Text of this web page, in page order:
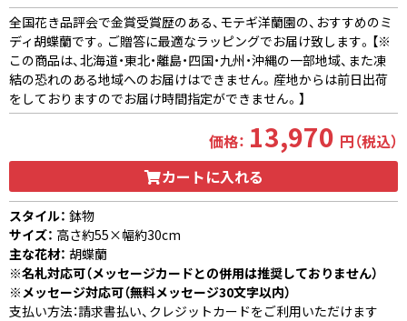
全国花き品評会で金賞受賞歴のある、モテギ洋蘭園の、おすすめのミ
ディ胡蝶蘭です。ご贈答に最適なラッピングでお届け致します。【※
この商品は、北海道・東北・離島・四国・九州・沖縄の一部地域、また凍
結の恐れのある地域へのお届けはできません。産地からは前日出荷
をしておりますのでお届け時間指定ができません。】
価格： 13,970 円（税込）
カートに入れる
スタイル： 鉢物
サイズ： 高さ約55×幅約30cm
主な花材： 胡蝶蘭
※名札対応可（メッセージカードとの併用は推奨しておりません）
※メッセージ対応可（無料メッセージ30文字以内）
支払い方法：請求書払い、クレジットカードをご利用いただけます